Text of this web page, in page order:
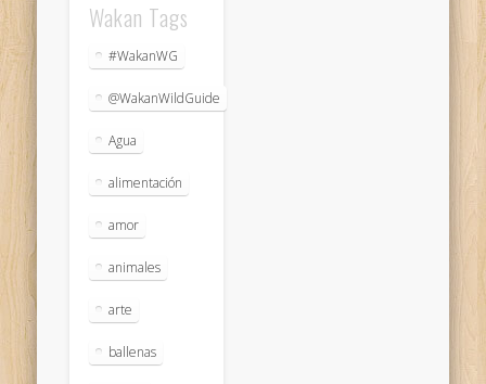
Wakan Tags
#WakanWG
@WakanWildGuide
Agua
alimentación
amor
animales
arte
ballenas